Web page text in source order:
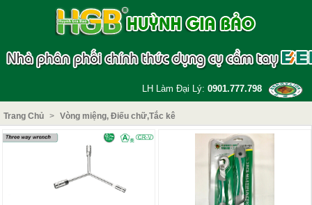
LH Làm Đại Lý: 0901.777.798
Trang Chủ > Vòng miệng, Điếu chữ,Tắc kê